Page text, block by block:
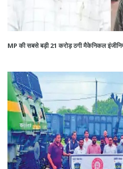
MP की सबसे बड़ी 21 करोड़ ठगी मैकेनिकल